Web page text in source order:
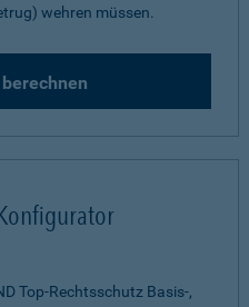
wehren müssen.
Top-Rechtsschutz Basis-,